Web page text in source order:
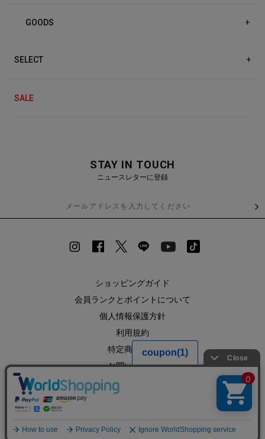
GOODS +
SELECT +
SALE
STAY IN TOUCH
ニュースレターに登録
ショッピングガイド
会員ランクとポイントについて
個人情報保護方針
利用規約
特定商取引法
お問い合わせ
企業情報